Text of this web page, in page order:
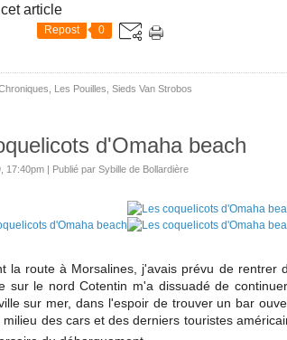
article
Repost 0
Les Pouilles Sieds Van Strobos
d'Omaha beach
17:40pm | Publié par Sybille de Bollardière
la route à Morsalines, j'avais prévu de rentrer
sur le nord Cotentin m'a dissuadé de
sur mer, dans l'espoir de trouver un bar
milieu des cars et des derniers touristes